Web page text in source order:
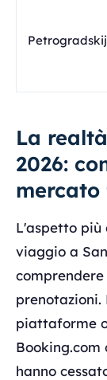
Petrogradskij
La
2026:
L'aspetto più
viaggio a
piattaforme
hanno